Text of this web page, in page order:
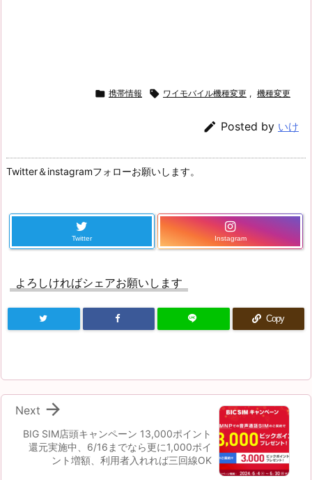
 携帯情報  ワイモバイル機種変更 , 機種変更
 Posted by いけ
Twitter＆instagramフォローお願いします。
Twitter Instagram
よろしければシェアお願いします
Copy
BIG SIM店頭キャンペーン 13,000ポイント
還元実施中、6/16までなら更に1,000ポイ
ント増額、利用者入れれば三回線OK

Next